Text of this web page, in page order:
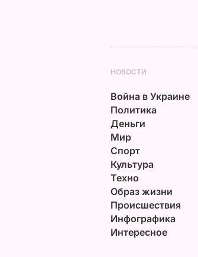
НОВОСТИ
Война в Украине
Политика
Деньги
Мир
Спорт
Культура
Техно
Образ жизни
Происшествия
Инфографика
Интересное